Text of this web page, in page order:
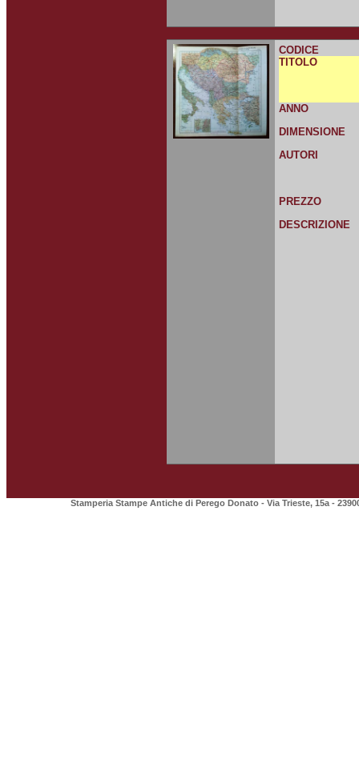
CODICE
TITOLO
ANNO
DIMENSIONE
AUTORI
PREZZO
DESCRIZIONE
Stamperia Stampe Antiche di Perego Donato - Via Trieste, 15a -